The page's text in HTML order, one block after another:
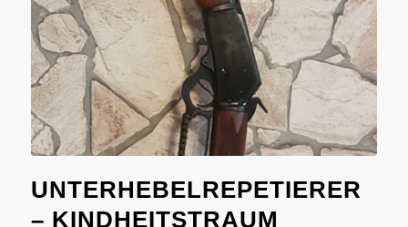
UNTERHEBELREPETIERER
– KINDHEITSTRAUM